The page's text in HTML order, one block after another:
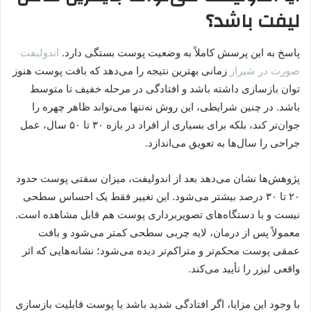
لیفت باشد؟
پاسخ به این پرسش کاملاً به وضعیت پوست بستگی دارد. اندولیفت
صورت در شیراز زمانی بهترین نتیجه را می‌دهد که بافت پوست هنوز
توان بازسازی داشته باشد و افتادگی در مرحله خفیف تا متوسط
باشد. در چنین شرایطی، این روش نه‌تنها می‌تواند ظاهر چهره را
جوان‌تر کند، بلکه برای بسیاری از افراد در بازه ۳۰ تا ۵۰ سال، عمل
جراحی را سال‌ها به تعویق می‌اندازد.
پژوهش‌ها نشان می‌دهد بعد از اندولیفت، میزان سفتی پوست حدود
۲۰ تا ۳۰ درصد بیشتر می‌شود. این تغییر فقط یک احساس سطحی
نیست و با دستگاه‌های تصویربرداری پوست هم قابل مشاهده است.
معمولاً پس از درمان، لایه چربی سطحی کمتر می‌شود و بافت
عمقی پوست محکم‌تر و متراکم‌تر دیده می‌شود؛ نشانه‌هایی که اثر
واقعی لیزر را تأیید می‌کند.
با وجود این مزایا، اگر افتادگی شدید باشد یا پوست قابلیت بازسازی